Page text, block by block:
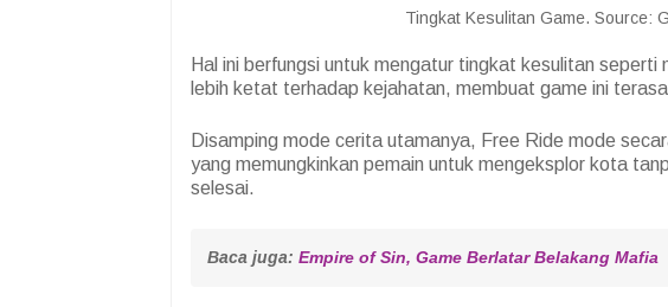
Tingkat Kesulitan Game. Source:
Hal ini berfungsi untuk mengatur tingkat kesulitan seperti
lebih ketat terhadap kejahatan, membuat game ini
Disamping mode cerita utamanya, Free Ride mode
yang memungkinkan pemain untuk mengeksplor kota
selesai.
Baca juga: Empire of Sin, Game Berlatar Belakang Mafia